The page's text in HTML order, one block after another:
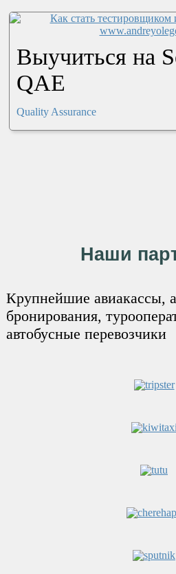
Выучиться на
QAE
Quality Assurance
Наши
Крупнейшие авиакассы,
бронирования,
автобусные перевозчики